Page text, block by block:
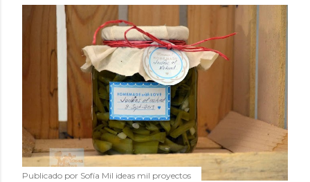
Publicado por Sofía Mil ideas mil proyectos